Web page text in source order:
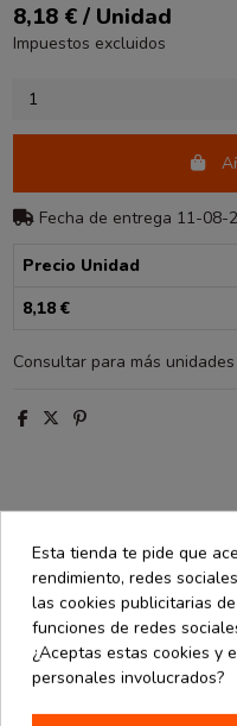
8,18 € / Unidad
Impuestos excluidos
Fecha de entrega 11-08-
Precio Unidad
8,18 €
Consultar para más unidades
Detalles de producto
Opiniones(0)
Postal "El gran regal" con
cálculo laborioso y una
Esta tienda te pide que
rendimiento, redes
las cookies publicitarias
funciones de redes
¿Aceptas estas cookies y
personales involucrados?